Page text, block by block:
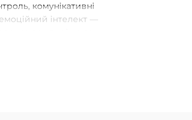
комунікативні
інтелект —
це важливіше за
людини, то